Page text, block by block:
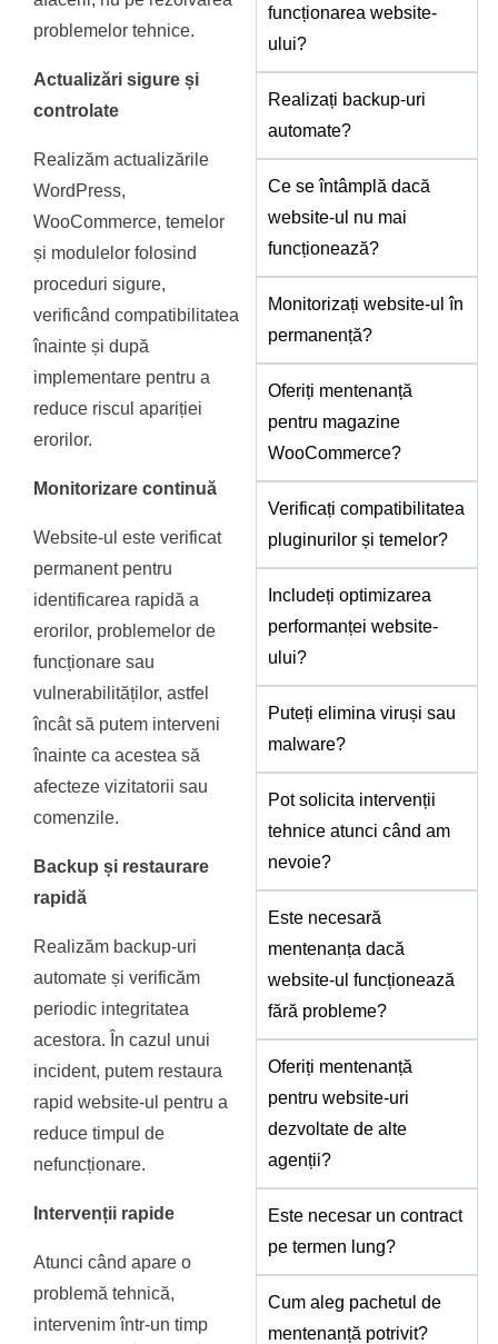
problemelor tehnice.
Actualizări sigure și
controlate
Realizăm actualizările
WordPress,
WooCommerce, temelor
și modulelor folosind
proceduri sigure,
verificând compatibilitatea
înainte și după
implementare pentru a
reduce riscul apariției
erorilor.
Monitorizare continuă
Website-ul este verificat
permanent pentru
identificarea rapidă a
erorilor, problemelor de
funcționare sau
vulnerabilităților, astfel
încât să putem interveni
înainte ca acestea să
afecteze vizitatorii sau
comenzile.
Backup și restaurare
rapidă
Realizăm backup-uri
automate și verificăm
periodic integritatea
acestora. În cazul unui
incident, putem restaura
rapid website-ul pentru a
reduce timpul de
nefuncționare.
Intervenții rapide
Atunci când apare o
problemă tehnică,
intervenim într-un timp
funcționarea website-
ului?
Realizați backup-uri
automate?
Ce se întâmplă dacă
website-ul nu mai
funcționează?
Monitorizați website-ul în
permanență?
Oferiți mentenanță
pentru magazine
WooCommerce?
Verificați compatibilitatea
pluginurilor și temelor?
Includeți optimizarea
performanței website-
ului?
Puteți elimina viruși sau
malware?
Pot solicita intervenții
tehnice atunci când am
nevoie?
Este necesară
mentenanța dacă
website-ul funcționează
fără probleme?
Oferiți mentenanță
pentru website-uri
dezvoltate de alte
agenții?
Este necesar un contract
pe termen lung?
Cum aleg pachetul de
mentenanță potrivit?